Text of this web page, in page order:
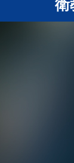
衛